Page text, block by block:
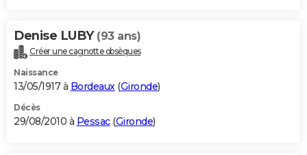
Denise LUBY (93 ans)
Créer une cagnotte obsèques
Naissance
13/05/1917 à Bordeaux(Gironde)
Décès
29/08/2010 à Pessac(Gironde)